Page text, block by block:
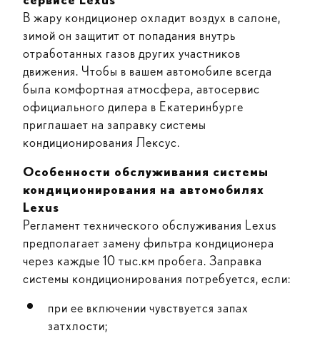
В жару кондиционер охладит воздух в салоне,
зимой он защитит от попадания внутрь
отработанных газов других участников
движения. Чтобы в вашем автомобиле всегда
была комфортная атмосфера, автосервис
официального дилера в Екатеринбурге
приглашает на заправку системы
кондиционирования Лексус.
Особенности обслуживания системы
кондиционирования на автомобилях
Lexus
Регламент технического обслуживания Lexus
предполагает замену фильтра кондиционера
через каждые 10 тыс.км пробега. Заправка
системы кондиционирования потребуется, если:
при ее включении чувствуется запах
затхлости;